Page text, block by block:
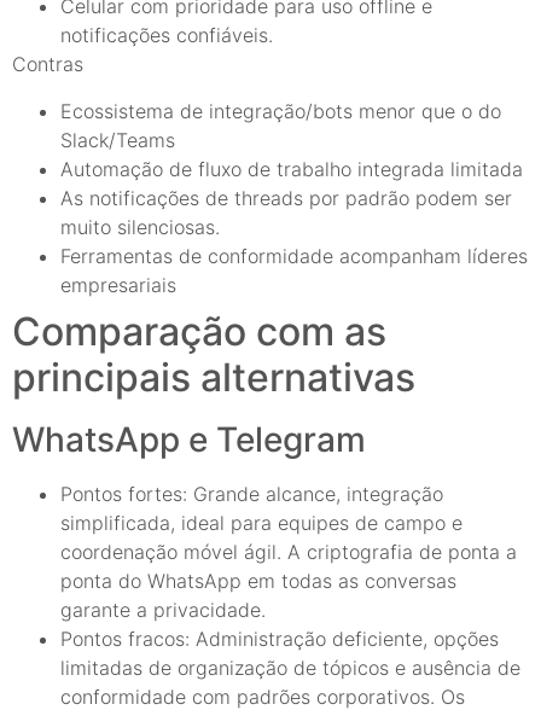
Celular com prioridade para uso offline e
notificações confiáveis.
Contras
Ecossistema de integração/bots menor que o do
Slack/Teams
Automação de fluxo de trabalho integrada limitada
As notificações de threads por padrão podem ser
muito silenciosas.
Ferramentas de conformidade acompanham líderes
empresariais
Comparação com as
principais alternativas
WhatsApp e Telegram
Pontos fortes: Grande alcance, integração
simplificada, ideal para equipes de campo e
coordenação móvel ágil. A criptografia de ponta a
ponta do WhatsApp em todas as conversas
garante a privacidade.
Pontos fracos: Administração deficiente, opções
limitadas de organização de tópicos e ausência de
conformidade com padrões corporativos. Os